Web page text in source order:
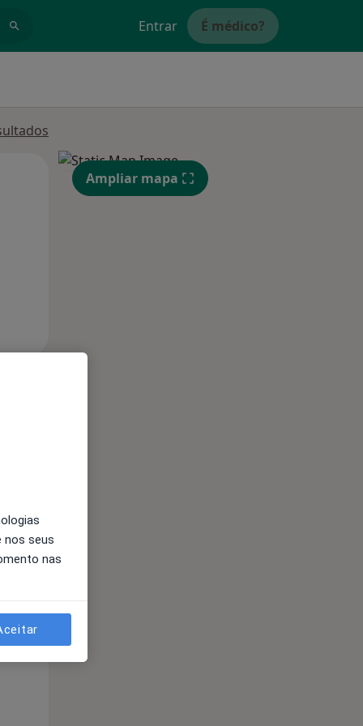
Entrar É médico?
Segunda-feira Ter, Qua
12 Ago
Ampliar mapa
nos seus
nas